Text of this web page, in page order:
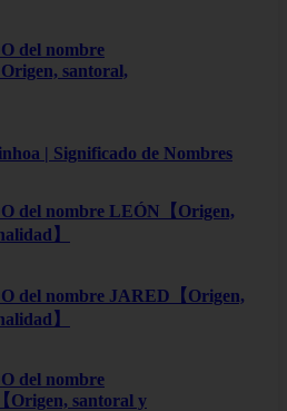
del nombre
santoral,
| Significado de Nombres
del nombre LEÓN【Origen,
】
del nombre JARED【Origen,
】
del nombre
Origen, santoral y